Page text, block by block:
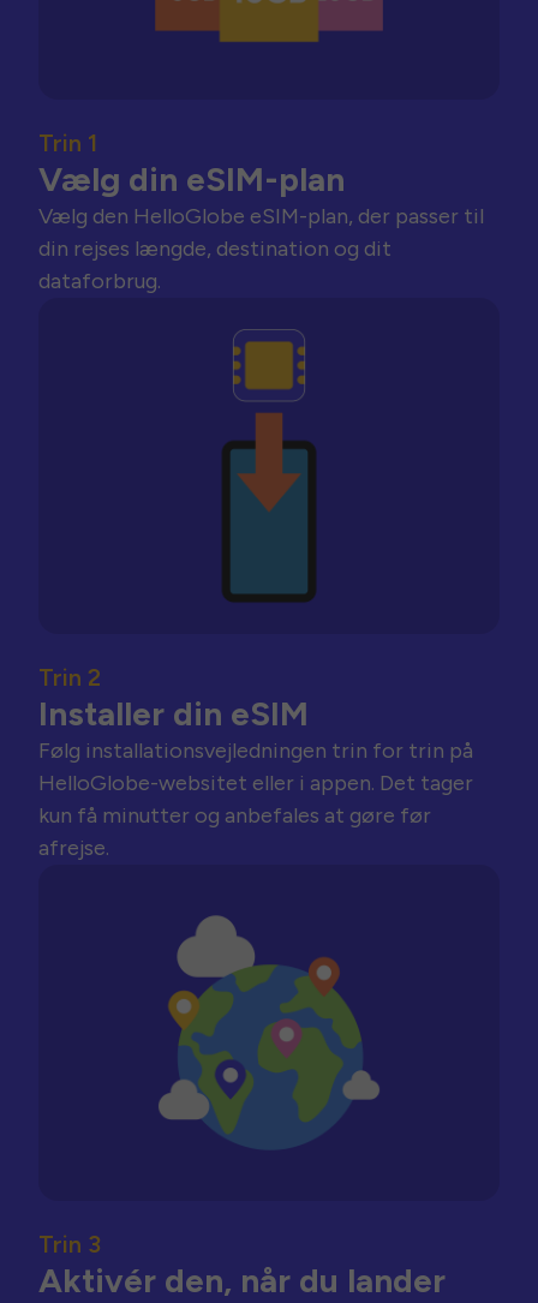
Trin 1
Vælg din eSIM-plan
Vælg den HelloGlobe eSIM-plan, der passer til
din rejses længde, destination og dit
dataforbrug.
Trin 2
Installer din eSIM
Følg installationsvejledningen trin for trin på
HelloGlobe-websitet eller i appen. Det tager
kun få minutter og anbefales at gøre før
afrejse.
Trin 3
Aktivér den, når du lander